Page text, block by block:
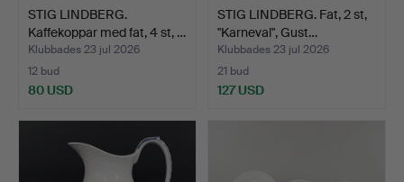
STIG LINDBERG.
Kaffekoppar med fat, 4 st, …
Klubbades 23 jul 2026
12 bud
80 USD
STIG LINDBERG. Fat, 2 st,
"Karneval", Gust…
Klubbades 23 jul 2026
21 bud
127 USD